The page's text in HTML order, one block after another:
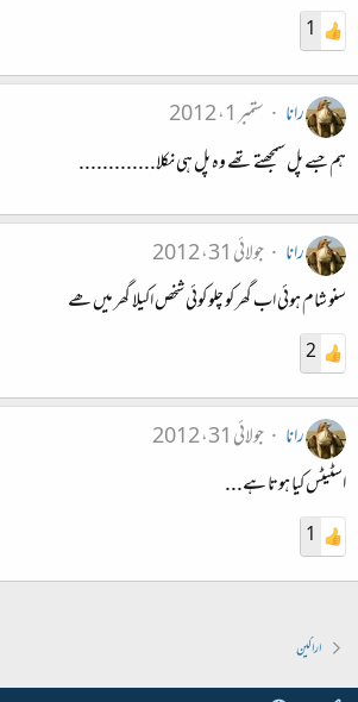
1
رانا
ستمبر 1، 2012
ہم جسے پل سمجھتے تھے وہ پل ہی نکلا.............
رانا
جولائی 31، 2012
سنو شام ہوئی اب گھر کو چلو کوئی شخص اکیلا گھر میں ھے
2
رانا
جولائی 31، 2012
اسٹیٹس کیا ہوتا ہے...
1
اراکین